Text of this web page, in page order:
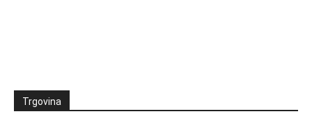
Trgovina